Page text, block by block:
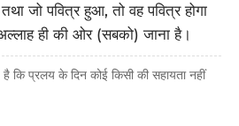
जो पवित्र हुआ, तो वह पवित्र होगा
ही की ओर (सबको) जाना है।
है कि प्रलय के दिन कोई किसी की सहायता नहीं